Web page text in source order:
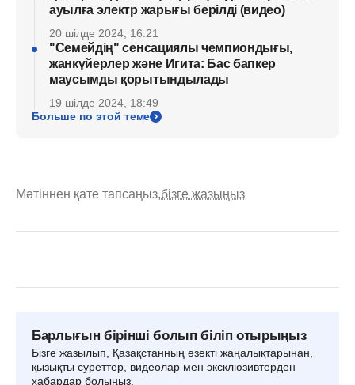
ауылға электр жарығы берілді (видео)
20 шілде 2024, 16:21
"Семейдің" сенсациялы чемпиондығы,
жанкүйерлер және Игита: Бас бапкер
маусымды қорытындылады
19 шілде 2024, 18:49
Больше по этой теме
Мәтіннен қате тапсаңыз,бізге жазыңыз
Барлығын бірінші болып біліп отырыңыз
Бізге жазылып, Қазақстанның өзекті жаңалықтарынан,
қызықты суреттер, видеолар мен эксклюзивтерден
хабардар болыңыз.